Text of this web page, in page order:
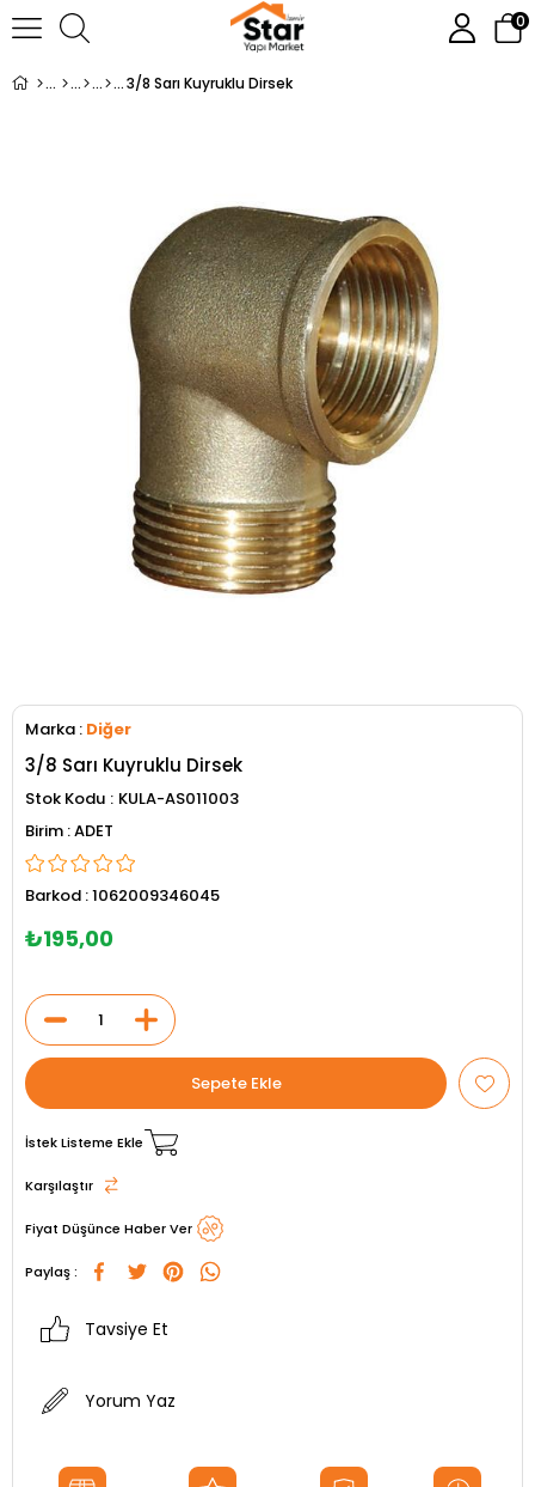
0
3/8 Sarı Kuyruklu Dirsek
Marka : Diğer
3/8 Sarı Kuyruklu Dirsek
Stok Kodu
KULA-AS011003
ADET
Barkod :1062009346045
₺195,00
İstek Listeme Ekle
Karşılaştır
Fiyat Düşünce Haber Ver
Paylaş :
Tavsiye Et
Yorum Yaz